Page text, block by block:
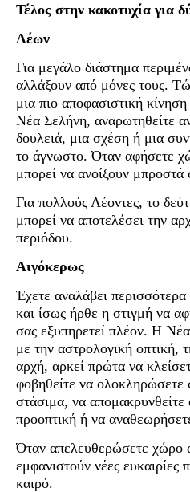
Τέλος στην κακοτυχία για
Λέων
Για μεγάλο διάστημα
αλλάξουν από μόνες τους.
μια πιο αποφασιστική
Νέα Σελήνη, αναρωτηθείτε
δουλειά, μια σχέση ή μια
το άγνωστο. Όταν αφήσετε
μπορεί να ανοίξουν μπροστά
Για πολλούς Λέοντες, το
μπορεί να αποτελέσει την
περιόδου.
Αιγόκερως
Έχετε αναλάβει
και ίσως ήρθε η στιγμή να
σας εξυπηρετεί πλέον. Η
με την αστρολογική οπτική,
αρχή, αρκεί πρώτα να
φοβηθείτε να ολοκληρώσετε
στάσιμα, να απομακρυνθείτε
προοπτική ή να
Όταν απελευθερώσετε χώρο
εμφανιστούν νέες ευκαιρίες
καιρό.